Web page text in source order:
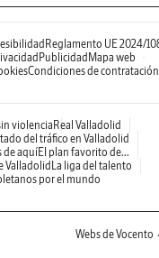
Reglamento UE 2024/
Publicidad Mapa web
Condiciones de contratación
violenciaReal Valladolid
del tráfico en Valladolid
de aquíEl plan favorito de...
Valladolid La liga del talento
por el mundo
Webs de Vocento